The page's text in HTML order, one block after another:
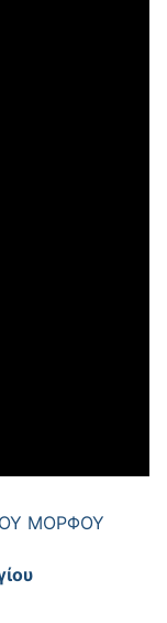
ΜΟΡΦΟΥ